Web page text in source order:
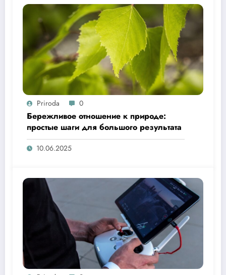
Priroda 0
Бережливое отношение к природе:
простые шаги для большого результата
10.06.2025